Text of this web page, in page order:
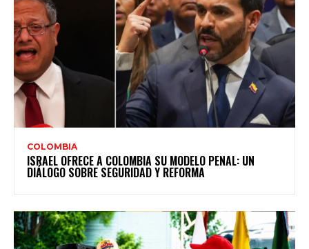
COLOMBIA
ISRAEL OFRECE A COLOMBIA SU MODELO PENAL: UN
DIÁLOGO SOBRE SEGURIDAD Y REFORMA